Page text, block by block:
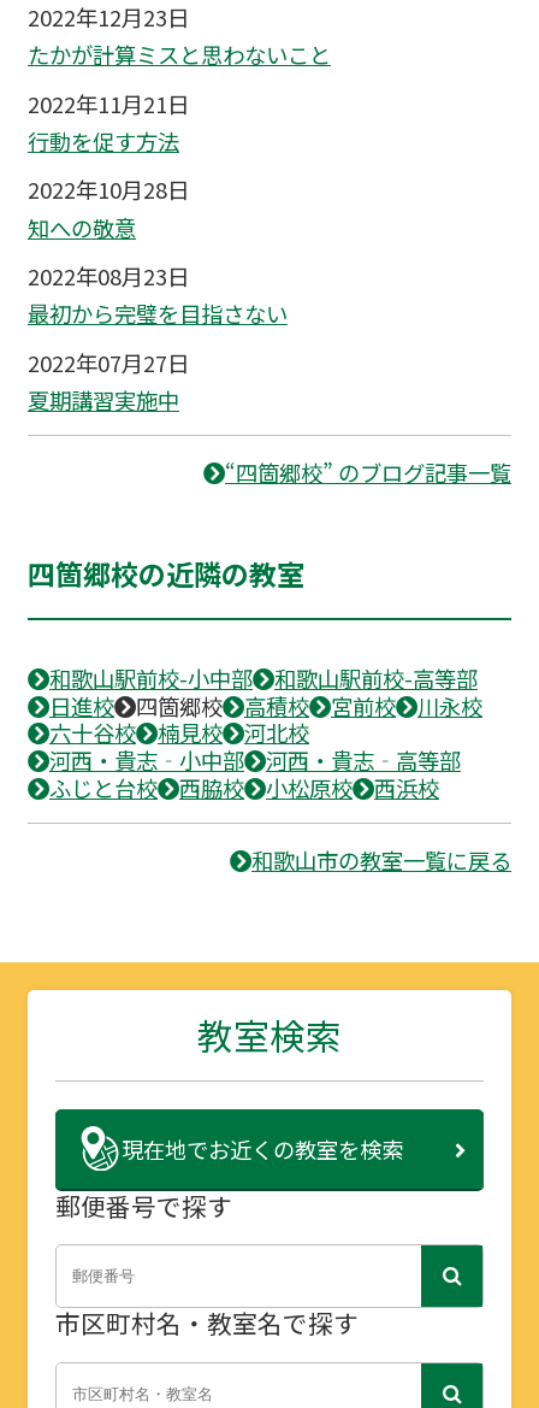
2022年12月23日
たかが計算ミスと思わないこと
2022年11月21日
行動を促す方法
2022年10月28日
知への敬意
2022年08月23日
最初から完璧を目指さない
2022年07月27日
夏期講習実施中
“四箇郷校” のブログ記事一覧
四箇郷校の近隣の教室
和歌山駅前校-小中部
和歌山駅前校-高等部
日進校
四箇郷校 高積校 宮前校
川永校
六十谷校
楠見校
河北校
河西・貴志‐小中部
河西・貴志‐高等部
ふじと台校
西脇校 小松原校 西浜校
和歌山市の教室一覧に戻る
教室検索
現在地でお近くの教室を検索
郵便番号で探す
市区町村名・教室名で探す